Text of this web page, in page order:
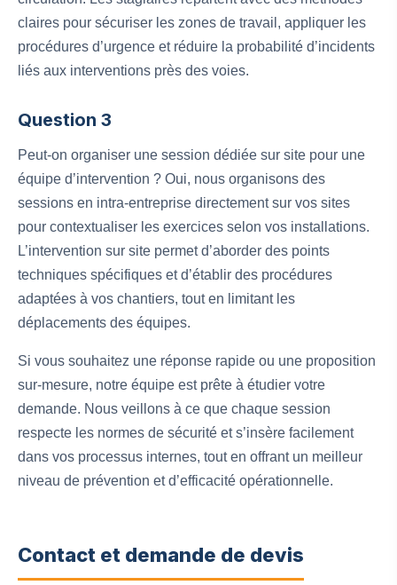
claires pour sécuriser les zones de travail, appliquer les
procédures d’urgence et réduire la probabilité d’incidents
liés aux interventions près des voies.
Question 3
Peut-on organiser une session dédiée sur site pour une
équipe d’intervention ? Oui, nous organisons des
sessions en intra-entreprise directement sur vos sites
pour contextualiser les exercices selon vos installations.
L’intervention sur site permet d’aborder des points
techniques spécifiques et d’établir des procédures
adaptées à vos chantiers, tout en limitant les
déplacements des équipes.
Si vous souhaitez une réponse rapide ou une proposition
sur-mesure, notre équipe est prête à étudier votre
demande. Nous veillons à ce que chaque session
respecte les normes de sécurité et s’insère facilement
dans vos processus internes, tout en offrant un meilleur
niveau de prévention et d’efficacité opérationnelle.
Contact et demande de devis